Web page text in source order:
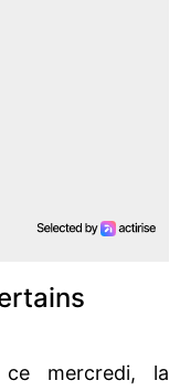
ce mercredi, la